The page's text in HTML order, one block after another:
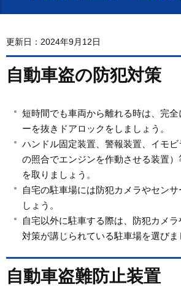
更新日：2024年9月12日
自動車盗の防犯対策
短時間でも車両から離れる時は、完
ーを抜きドアロックをしましょう。
ハンドル固定装置、警報装置、イモ
の照合でエンジンを作動させる装置
を取りましょう。
自宅の駐車場には防犯カメラやセン
しょう。
自宅以外に駐車する際は、防犯カメ
対策が講じられている駐車場を選びま
自動車盗難防止装置